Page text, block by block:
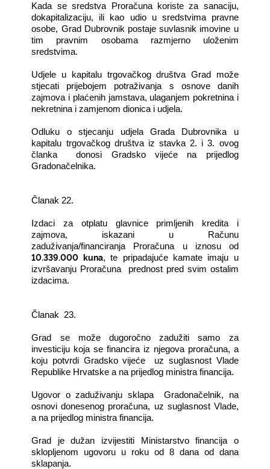
Kada se sredstva Proračuna koriste za sanaciju,
dokapitalizaciju, ili kao udio u sredstvima pravne
osobe, Grad Dubrovnik postaje suvlasnik imovine u
tim pravnim osobama razmjerno uloženim
sredstvima.
Udjele u kapitalu trgovačkog društva Grad može
stjecati prijebojem potraživanja s osnove danih
zajmova i plaćenih jamstava, ulaganjem pokretnina i
nekretnina i zamjenom dionica i udjela.
Odluku o stjecanju udjela Grada Dubrovnika u
kapitalu trgovačkog društva iz stavka 2. i 3. ovog
članka donosi Gradsko vijeće na prijedlog
Gradonačelnika.
Članak 22.
Izdaci za otplatu glavnice primljenih kredita i
zajmova, iskazani u Računu
zaduživanja/financiranja Proračuna u iznosu od
10.339.000 kuna, te pripadajuće kamate imaju u
izvršavanju Proračuna prednost pred svim ostalim
izdacima.
Članak 23.
Grad se može dugoročno zadužiti samo za
investiciju koja se financira iz njegova proračuna, a
koju potvrdi Gradsko vijeće uz suglasnost Vlade
Republike Hrvatske a na prijedlog ministra financija.
Ugovor o zaduživanju sklapa Gradonačelnik, na
osnovi donesenog proračuna, uz suglasnost Vlade,
a na prijedlog ministra financija.
Grad je dužan izvijestiti Ministarstvo financija o
sklopljenom ugovoru u roku od 8 dana od dana
sklapanja.